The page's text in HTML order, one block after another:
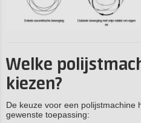
Welke
kiezen?
De keuze voor een polijstmachine
gewenste toepassing: